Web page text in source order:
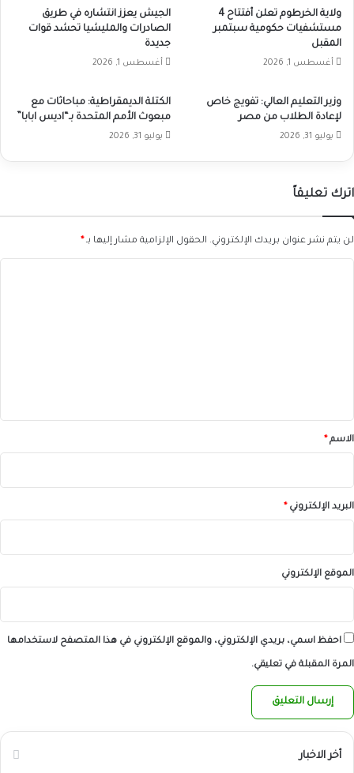
ولاية الخرطوم تعلن أفتتاح 4
مستشفيات حكومية سبتمبر
المقبل
أغسطس 1, 2026
الجيش يعزز انتشاره في طريق
الصادرات والمليشيا تحشد قوات
جديدة
أغسطس 1, 2026
وزير التعليم العالي: تفويج خاص
لإعادة الطلاب من مصر
يوليو 31, 2026
الكتلة الديمقراطية: مباحاثات مع
مبعوث الأمم المتحدة بـ“اديس ابابا”
يوليو 31, 2026
اترك تعليقاً
لن يتم نشر عنوان بريدك الإلكتروني. الحقول الإلزامية مشار إليها بـ *
*الاسم *
البريد الإلكتروني *
الموقع الإلكتروني
احفظ اسمي، بريدي الإلكتروني، والموقع الإلكتروني في هذا المتصفح لاستخدامها
المرة المقبلة في تعليقي.
أخر الاخبار